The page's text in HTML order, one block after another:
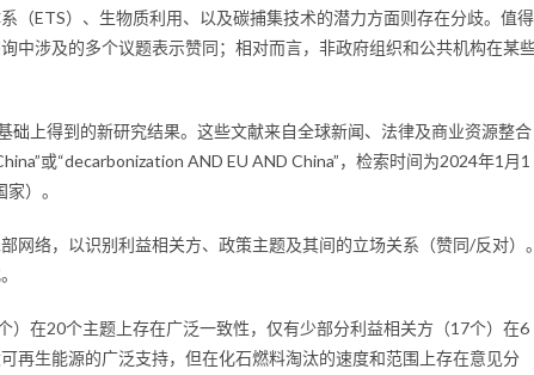
（ETS）、生物质利用、以及碳捕集技术的潜力方面则存在分歧。值得
中涉及的多个议题表示赞同；相对而言，非政府组织和公共机构在某
础上得到的新研究结果。这些文献来自全球新闻、法律及商业资源整合
或“decarbonization AND EU AND China”，检索时间为2024年1月1
）。
络，以识别利益相关方、政策主题及其间的立场关系（赞同/反对）。
在20个主题上存在广泛一致性，仅有少部分利益相关方（17个）在6
再生能源的广泛支持，但在化石燃料淘汰的速度和范围上存在意见分